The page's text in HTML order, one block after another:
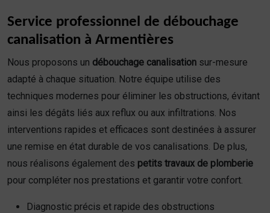
Service professionnel de débouchage
canalisation à Armentières
Nous proposons un débouchage canalisation sur-mesure
adapté à chaque situation. Notre équipe utilise des
techniques modernes pour éliminer les obstructions, évitant
ainsi les dégâts liés aux reflux ou aux infiltrations. Nos
interventions rapides et efficaces sont destinées à assurer
une remise en état durable de vos canalisations. De plus,
nous réalisons également des petits travaux de plomberie
pour compléter nos prestations et garantir votre confort.
Diagnostic précis et rapide des obstructions